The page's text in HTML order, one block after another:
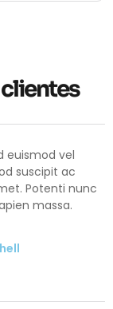
vel
ac
Potenti nunc
massa.